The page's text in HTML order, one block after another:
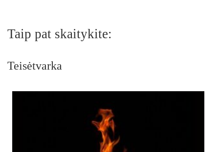
Taip pat skaitykite:
Teisėtvarka